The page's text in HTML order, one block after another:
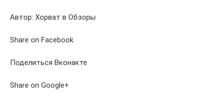
Автор: Хорват в Обзоры
Share on Facebook
Поделиться Вконакте
Share on Google+